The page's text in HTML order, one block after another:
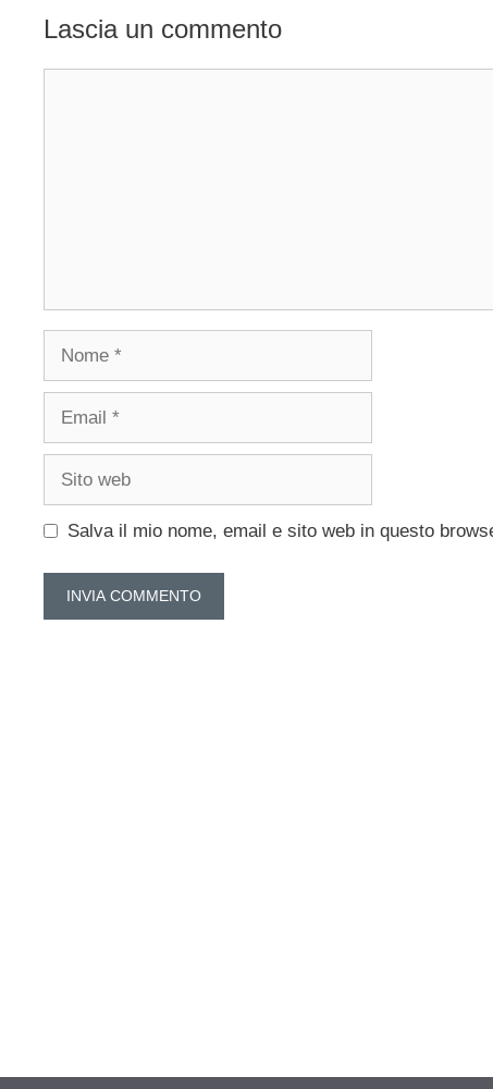
Lascia un commento
Nome
Email
Sito
Salva il mio nome, email e sito web in questo